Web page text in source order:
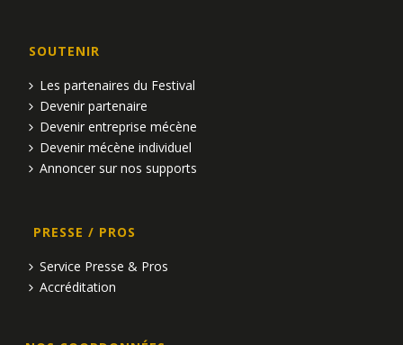
SOUTENIR
Les partenaires du Festival
Devenir partenaire
Devenir entreprise mécène
Devenir mécène individuel
Annoncer sur nos supports
PRESSE / PROS
Service Presse & Pros
Accréditation